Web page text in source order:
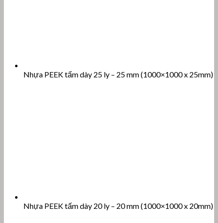
Nhựa PEEK tấm dày 25 ly – 25 mm (1000×1000 x 25mm)
Nhựa PEEK tấm dày 20 ly – 20 mm (1000×1000 x 20mm)